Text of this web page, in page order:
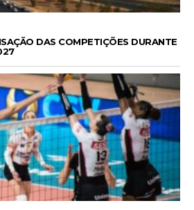
DAS COMPETIÇÕES DURANTE